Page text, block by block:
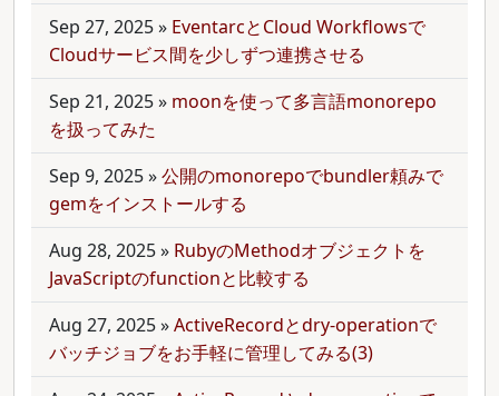
Sep 27, 2025» EventarcとCloud Workflowsで
Cloudサービス間を少しずつ連携させる
Sep 21, 2025» moonを使って多言語monorepo
を扱ってみた
Sep 9, 2025»公開のmonorepoでbundler頼みで
gemをインストールする
Aug 28, 2025» RubyのMethodオブジェクトを
JavaScriptのfunctionと比較する
Aug 27, 2025»ActiveRecordとdry-operationで
バッチジョブをお手軽に管理してみる(3)